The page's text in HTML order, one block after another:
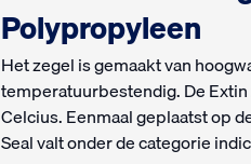
Polypropyleen
Het zegel is gemaakt van
temperatuurbestendig. De
Celcius. Eenmaal geplaatst op
Seal valt onder de categorie